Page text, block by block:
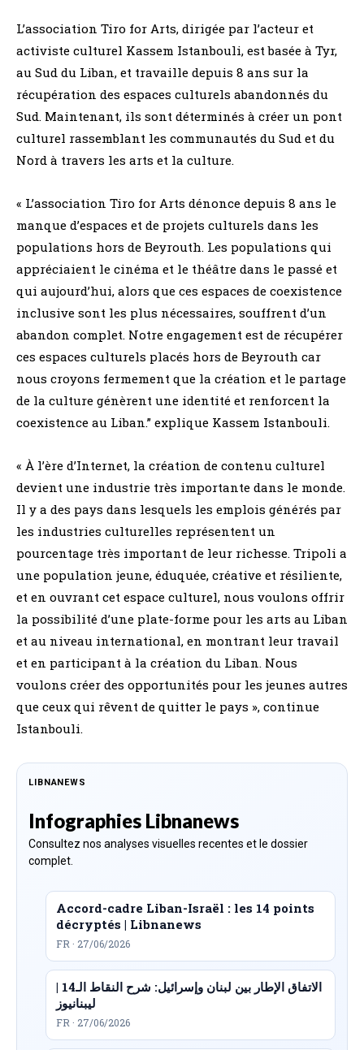
L’association Tiro for Arts, dirigée par l’acteur et
activiste culturel Kassem Istanbouli, est basée à Tyr,
au Sud du Liban, et travaille depuis 8 ans sur la
récupération des espaces culturels abandonnés du
Sud. Maintenant, ils sont déterminés à créer un pont
culturel rassemblant les communautés du Sud et du
Nord à travers les arts et la culture.
« L’association Tiro for Arts dénonce depuis 8 ans le
manque d’espaces et de projets culturels dans les
populations hors de Beyrouth. Les populations qui
appréciaient le cinéma et le théâtre dans le passé et
qui aujourd’hui, alors que ces espaces de coexistence
inclusive sont les plus nécessaires, souffrent d’un
abandon complet. Notre engagement est de récupérer
ces espaces culturels placés hors de Beyrouth car
nous croyons fermement que la création et le partage
de la culture génèrent une identité et renforcent la
coexistence au Liban.” explique Kassem Istanbouli.
« À l’ère d’Internet, la création de contenu culturel
devient une industrie très importante dans le monde.
Il y a des pays dans lesquels les emplois générés par
les industries culturelles représentent un
pourcentage très important de leur richesse. Tripoli a
une population jeune, éduquée, créative et résiliente,
et en ouvrant cet espace culturel, nous voulons offrir
la possibilité d’une plate-forme pour les arts au Liban
et au niveau international, en montrant leur travail
et en participant à la création du Liban. Nous
voulons créer des opportunités pour les jeunes autres
que ceux qui rêvent de quitter le pays », continue
Istanbouli.
LIBNANEWS
Infographies Libnanews
Consultez nos analyses visuelles recentes et le dossier
complet.
Accord-cadre Liban-Israël : les 14 points
décryptés | Libnanews
FR · 27/06/2026
الاتفاق الإطار بين لبنان وإسرائيل: شرح النقاط الـ14 |
ليبنانيوز
FR · 27/06/2026